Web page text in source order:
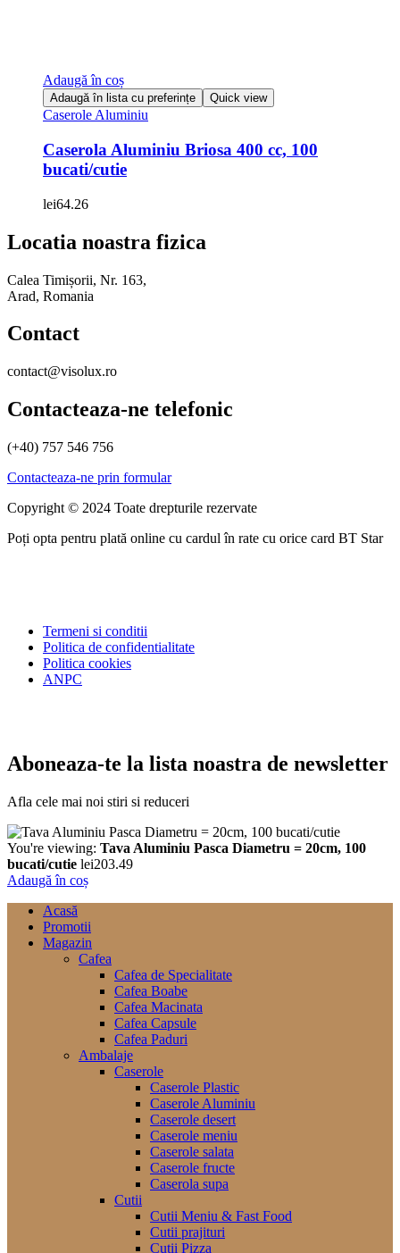
Adaugă în coș
Adaugă în lista cu preferințe Quick view
Caserole Aluminiu
Caserola Aluminiu Briosa 400 cc, 100
bucati/cutie
lei64.26
Locatia noastra fizica
Calea Timișorii, Nr. 163,
Arad, Romania
Contact
contact@visolux.ro
Contacteaza-ne telefonic
(+40) 757 546 756
Contacteaza-ne prin formular
Copyright © 2024 Toate drepturile rezervate
Poți opta pentru plată online cu cardul în rate cu orice card BT Star
Termeni si conditii
Politica de confidentialitate
Politica cookies
ANPC
Aboneaza-te la lista noastra de newsletter
Afla cele mai noi stiri si reduceri
You're viewing: Tava Aluminiu Pasca Diametru = 20cm, 100
bucati/cutie lei203.49
Adaugă în coș
Acasă
Promotii
Magazin
Cafea
Cafea de Specialitate
Cafea Boabe
Cafea Macinata
Cafea Capsule
Cafea Paduri
Ambalaje
Caserole
Caserole Plastic
Caserole Aluminiu
Caserole desert
Caserole meniu
Caserole salata
Caserole fructe
Caserola supa
Cutii
Cutii Meniu & Fast Food
Cutii prajituri
Cutii Pizza